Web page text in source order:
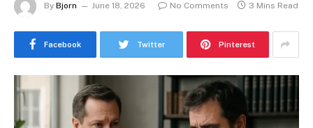
By Bjorn June 18, 2026 No Comments 3 Mins Read
Facebook Twitter Pinterest